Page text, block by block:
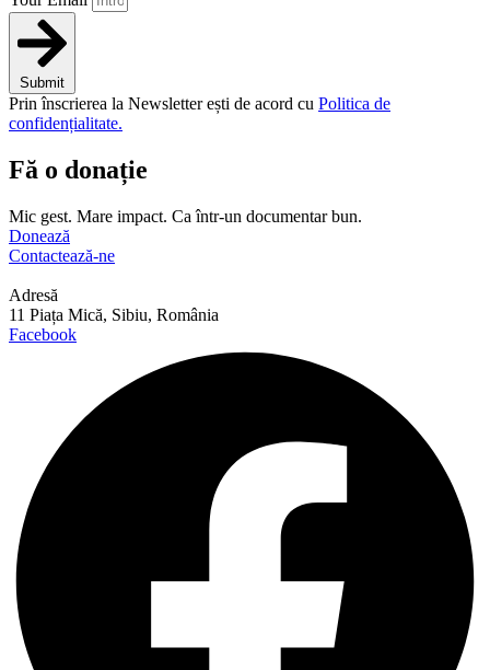
Submit
Prin înscrierea la Newsletter ești de acord cu Politica de
confidențialitate.
Fă o donație
Mic gest. Mare impact. Ca într-un documentar bun.
Donează
Contactează-ne
Adresă
11 Piața Mică, Sibiu, România
Facebook